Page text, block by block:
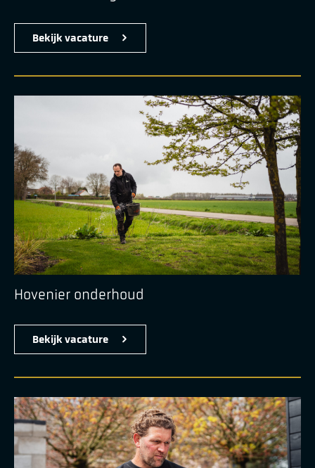
Bekijk vacature
Hovenier onderhoud
Bekijk vacature